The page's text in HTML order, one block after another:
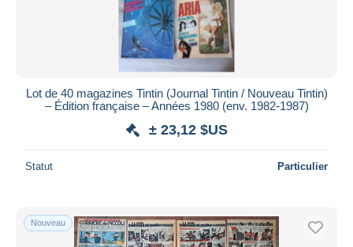
Lot de 40 magazines Tintin (Journal Tintin / Nouveau Tintin)
– Édition française – Années 1980 (env. 1982-1987)
± 23,12 $US
Statut Particulier
Nouveau